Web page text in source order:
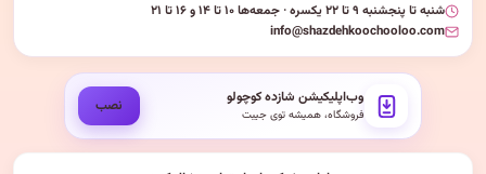
شنبه تا پنجشنبه ۹ تا ۲۲ یکسره · جمعه‌ها ۱۰ تا ۱۴ و ۱۶ تا ۲۱
info@shazdehkoochooloo.com
وب‌اپلیکیشن شازده کوچولو
فروشگاه، همیشه توی جیبت نصب